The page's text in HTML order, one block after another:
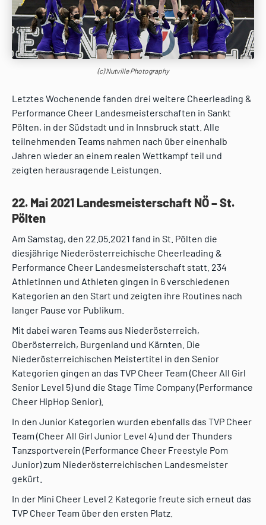
(c) Nutville Photography
Letztes Wochenende fanden drei weitere Cheerleading &
Performance Cheer Landesmeisterschaften in Sankt
Pölten, in der Südstadt und in Innsbruck statt. Alle
teilnehmenden Teams nahmen nach über einenhalb
Jahren wieder an einem realen Wettkampf teil und
zeigten herausragende Leistungen.
22. Mai 2021 Landesmeisterschaft NÖ – St.
Pölten
Am Samstag, den 22.05.2021 fand in St. Pölten die
diesjährige Niederösterreichische Cheerleading &
Performance Cheer Landesmeisterschaft statt. 234
Athletinnen und Athleten gingen in 6 verschiedenen
Kategorien an den Start und zeigten ihre Routines nach
langer Pause vor Publikum.
Mit dabei waren Teams aus Niederösterreich,
Oberösterreich, Burgenland und Kärnten. Die
Niederösterreichischen Meistertitel in den Senior
Kategorien gingen an das TVP Cheer Team (Cheer All Girl
Senior Level 5) und die Stage Time Company (Performance
Cheer HipHop Senior).
In den Junior Kategorien wurden ebenfalls das TVP Cheer
Team (Cheer All Girl Junior Level 4) und der Thunders
Tanzsportverein (Performance Cheer Freestyle Pom
Junior) zum Niederösterreichischen Landesmeister
gekürt.
In der Mini Cheer Level 2 Kategorie freute sich erneut das
TVP Cheer Team über den ersten Platz.